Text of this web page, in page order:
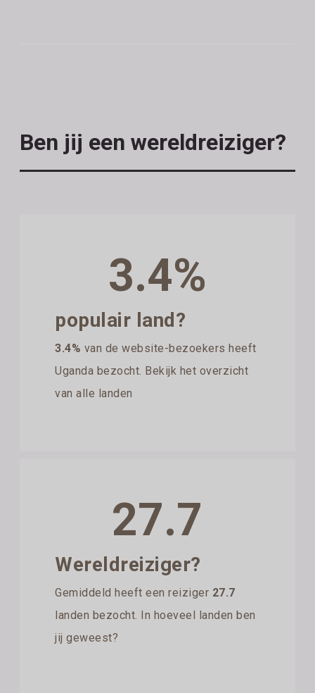
Ben jij een wereldreiziger?
3.4%
populair land?
3.4% van de website-bezoekers heeft
Uganda bezocht. Bekijk het overzicht
van alle landen
27.7
Wereldreiziger?
Gemiddeld heeft een reiziger 27.7
landen bezocht. In hoeveel landen ben
jij geweest?